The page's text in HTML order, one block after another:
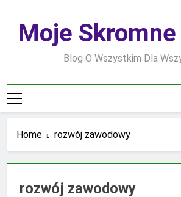
contentMoje
Blog O Wszystkim Dla
Home rozwój zawodowy
rozwój zawodowy